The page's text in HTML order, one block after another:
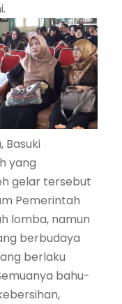
yang
gelar tersebut
Pemerintah
lomba, namun
berbudaya
berlaku
bahu-